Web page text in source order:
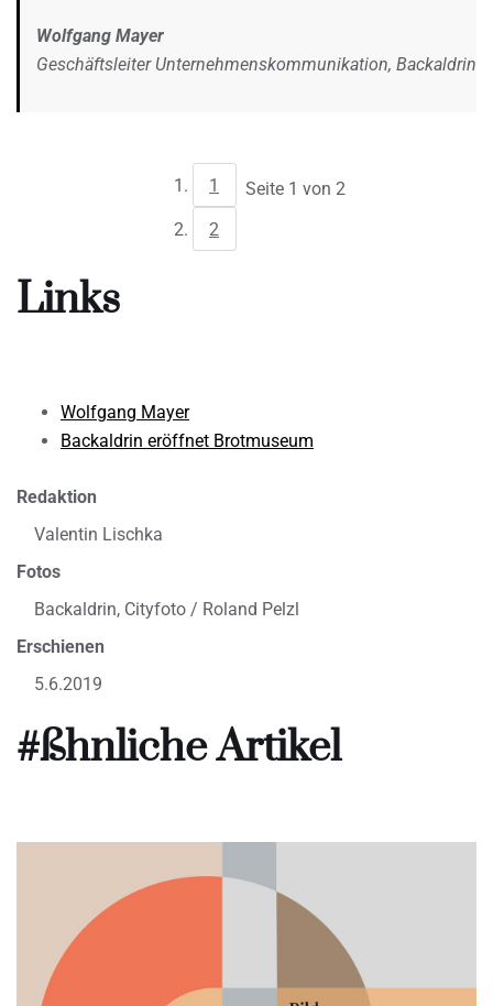
Wolfgang Mayer
Geschäftsleiter Unternehmenskommunikation, Backaldrin
1
2
Seite 1 von 2
Links
Wolfgang Mayer
Backaldrin eröffnet Brotmuseum
Redaktion
Valentin Lischka
Fotos
Backaldrin, Cityfoto / Roland Pelzl
Erschienen
5.6.2019
#ßhnliche Artikel